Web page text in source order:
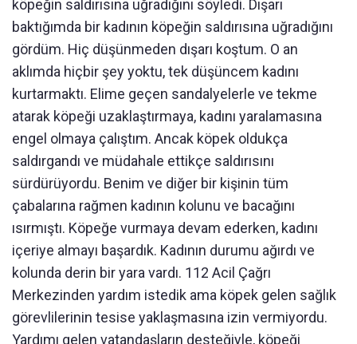
köpeğin saldırısına uğradığını söyledi. Dışarı
baktığımda bir kadının köpeğin saldırısına uğradığını
gördüm. Hiç düşünmeden dışarı koştum. O an
aklımda hiçbir şey yoktu, tek düşüncem kadını
kurtarmaktı. Elime geçen sandalyelerle ve tekme
atarak köpeği uzaklaştırmaya, kadını yaralamasına
engel olmaya çalıştım. Ancak köpek oldukça
saldırgandı ve müdahale ettikçe saldırısını
sürdürüyordu. Benim ve diğer bir kişinin tüm
çabalarına rağmen kadının kolunu ve bacağını
ısırmıştı. Köpeğe vurmaya devam ederken, kadını
içeriye almayı başardık. Kadının durumu ağırdı ve
kolunda derin bir yara vardı. 112 Acil Çağrı
Merkezinden yardım istedik ama köpek gelen sağlık
görevlilerinin tesise yaklaşmasına izin vermiyordu.
Yardımı gelen vatandaşların desteğiyle, köpeği